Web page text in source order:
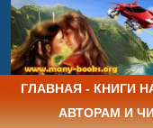
ГЛАВНАЯ - КНИГИ НА
АВТОРАМ И